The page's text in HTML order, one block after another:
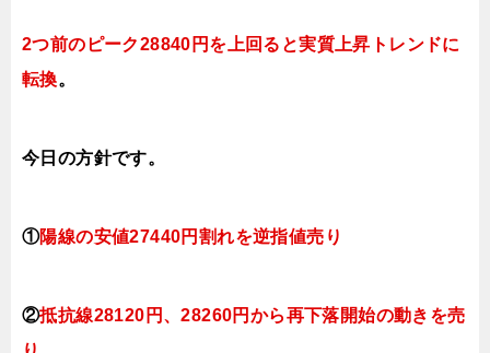
2つ前のピーク28840円を上回ると実質上昇トレンドに
転換。
今日 の方針です。
①陽線の安値27440円割れを逆指値売り
②抵抗線28120円、28260円から再下落開始の動きを売